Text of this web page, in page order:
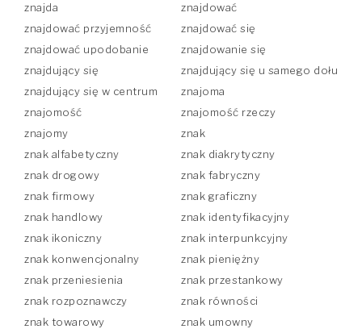
znajda
znajdować
znajdować przyjemność
znajdować się
znajdować upodobanie
znajdowanie się
znajdujący się
znajdujący się u samego dołu
znajdujący się w centrum
znajoma
znajomość
znajomość rzeczy
znajomy
znak
znak alfabetyczny
znak diakrytyczny
znak drogowy
znak fabryczny
znak firmowy
znak graficzny
znak handlowy
znak identyfikacyjny
znak ikoniczny
znak interpunkcyjny
znak konwencjonalny
znak pieniężny
znak przeniesienia
znak przestankowy
znak rozpoznawczy
znak równości
znak towarowy
znak umowny